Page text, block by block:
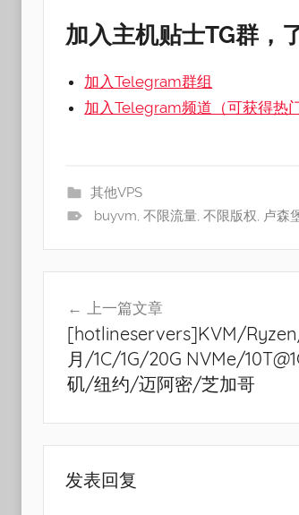
加入主机贴士TG群，
加入Telegram群组
加入Telegram频道（可获得热
其他VPS
buyvm, 不限流量, 不限版权, 卢森
上一篇文章
[hotlineservers]KVM/
月/1C/1G/20G NVMe/
矶/纽约/迈阿密/芝加哥
发表回复